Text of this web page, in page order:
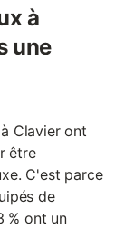
à
une
Clavier ont
être
C'est parce
de
% ont un